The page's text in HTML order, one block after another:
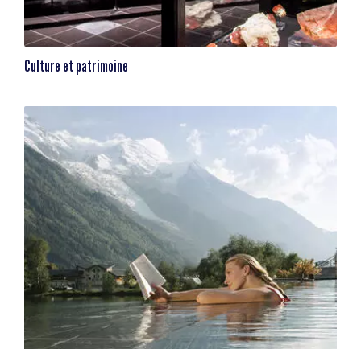
Culture et patrimoine